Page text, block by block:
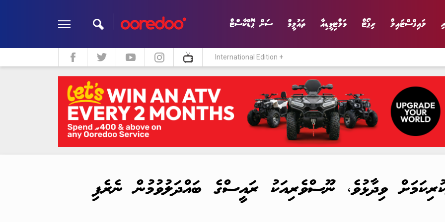
ލައިފްސްޓައިލް ރިޕޯޓް މަލްޓިމީޑިއާ ތައުލީމް ސަން ޕޮޑްކާސްޓް
ލައިފްސްޓައިލް ދީން ކޮލަމް މަލްޓިމީޑިއާ
International Edition +
ވިދާޅުވެ، ނޫސްވެރިއަކު ރައީސްގެ ބައްދަލުވުމުން ނެރެފި